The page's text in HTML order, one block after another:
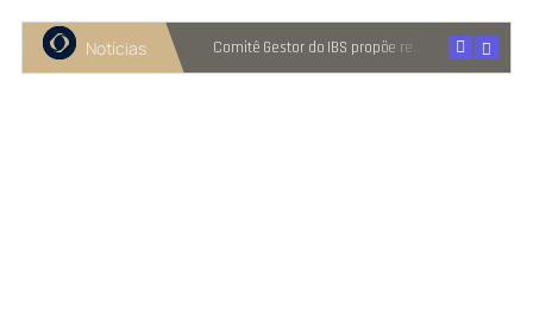
Notícias
Recuperação judicial cresce entre micro e pequenas empresas Comitê Gestor do IBS propõe reter metade de 2027